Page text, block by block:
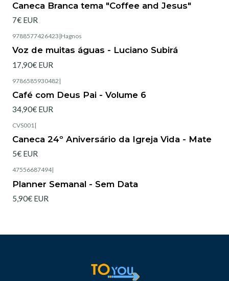
Caneca Branca tema "Coffee and Jesus"
7€ EUR
9788577426423 |Hagnos
Voz de muitas águas - Luciano Subirá
17,90€ EUR
9786585930482 |
Café com Deus Pai - Volume 6
34,90€ EUR
CVS001|
Caneca 24º Aniversário da Igreja Vida - Mate
5€ EUR
47556687494|
Planner Semanal - Sem Data
5,90€ EUR